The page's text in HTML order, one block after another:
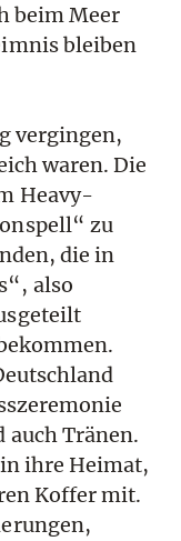
beim Meer
bleiben
vergingen,
waren. Die
Heavy-
zu
die in
also
auch Tränen.
ihre Heimat,
Koffer mit.